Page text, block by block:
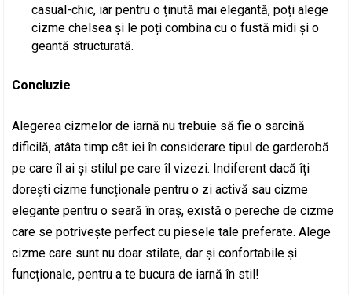
casual-chic, iar pentru o ținută mai elegantă, poți alege
cizme chelsea și le poți combina cu o fustă midi și o
geantă structurată.
Concluzie
Alegerea cizmelor de iarnă nu trebuie să fie o sarcină
dificilă, atâta timp cât iei în considerare tipul de garderobă
pe care îl ai și stilul pe care îl vizezi. Indiferent dacă îți
dorești cizme funcționale pentru o zi activă sau cizme
elegante pentru o seară în oraș, există o pereche de cizme
care se potrivește perfect cu piesele tale preferate. Alege
cizme care sunt nu doar stilate, dar și confortabile și
funcționale, pentru a te bucura de iarnă în stil!